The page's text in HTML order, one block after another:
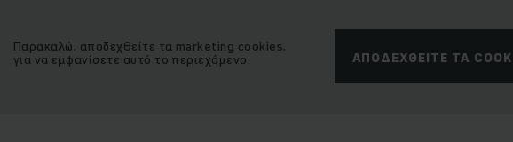
Παρακαλώ, αποδεχθείτε τα marketing cookies,
για να εμφανίσετε αυτό το περιεχόμενο. ΑΠΟΔΕΧΘΕΊΤΕ ΤΑ